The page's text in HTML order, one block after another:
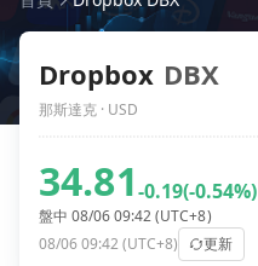
Dropbox DBX
那斯達克 · USD
34.81-0.19(-0.54%)
盤中 08/06 09:42 (UTC+8)
08/06 09:42 (UTC+8)
更新